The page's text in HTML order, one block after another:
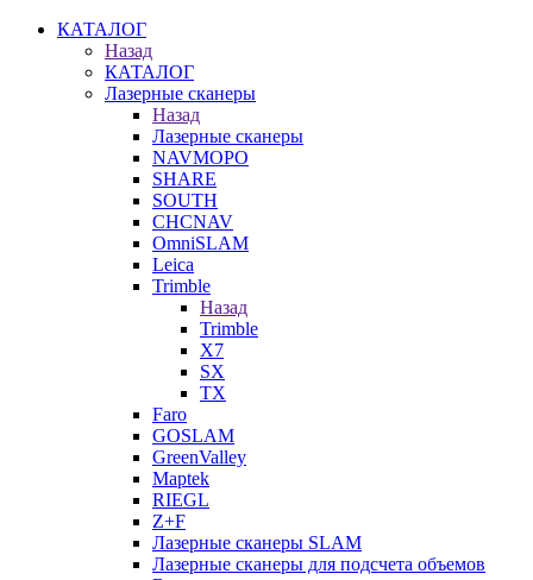
КАТАЛОГ
Назад
КАТАЛОГ
Лазерные сканеры
Назад
Лазерные сканеры
NAVMOPO
SHARE
SOUTH
CHCNAV
OmniSLAM
Leica
Trimble
Назад
Trimble
X7
SX
TX
Faro
GOSLAM
GreenValley
Maptek
RIEGL
Z+F
Лазерные сканеры SLAM
Лазерные сканеры для подсчета объемов